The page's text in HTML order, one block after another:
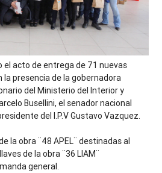
el acto de entrega de 71 nuevas
la presencia de la gobernadora
del Ministerio del Interior y
Busellini, el senador nacional
del I.P.V Gustavo Vazquez.
la obra ¨48 APEL¨ destinadas al
de la obra ¨36 LIAM¨
general.